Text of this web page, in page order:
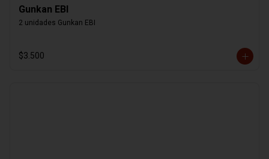
Gunkan EBI
2 unidades Gunkan EBI
$3.500